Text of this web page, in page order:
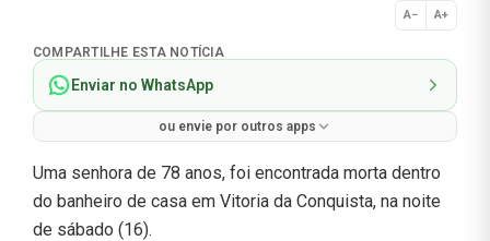
A− A+
Normal
COMPARTILHE ESTA NOTÍCIA
Enviar no WhatsApp
ou envie por outros apps
Uma senhora de 78 anos, foi encontrada morta dentro
do banheiro de casa em Vitoria da Conquista, na noite
de sábado (16).